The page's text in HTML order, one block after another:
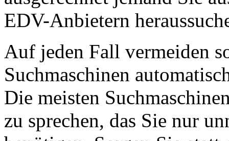
EDV-Anbietern
Auf jeden Fall vermeiden
Suchmaschinen
Die meisten
zu sprechen, das Sie nur